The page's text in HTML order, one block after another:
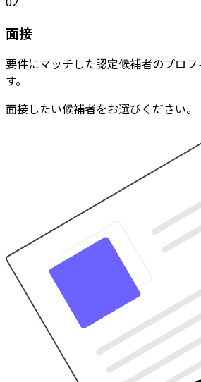
面接
要件にマッチした認定候補者のプロ
す。
面接したい候補者をお選びください。